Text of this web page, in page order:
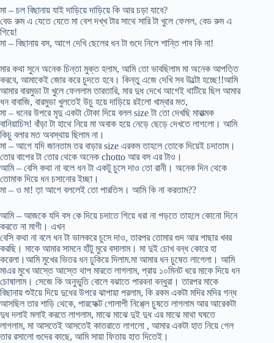
মা – চল বিছানায় যাই দাড়িয়ে দাড়িয়ে কি আর চড়া যাবে?
বেড রুম এ যেতে যেতে মা বেশ দখ্খ টার সাথে সারি টা খুলে ফেলল, বেড রুম এ
গিয়ে!
মা – বিছানায় বস, আগে দেখি ছেলের ধন টা গুদে নিলে শান্তি পাব কি না!
মার কথা সুনে অনেক চিন্তা মুক্ত হলাম, আমি তো ভাবছিলাম মা অনেক আপত্তি
করবে, আমাকেই জোর করে চুদতে হবে। কিন্তু এজে দেখি সব উল্টো হচ্ছে!!আমি
আমার বারমুডা টা খুলে ফেললাম তারতারি, মার দুধ দেখে আগেই থাটিয়ে ছিল আমার
ধন বাবাজি, বারমুডা খুলতেই উচু হয়ে দাড়িয়ে রইলো খাম্বার মত,
মা – ধনের উপরে মৃদু একটা টোকা দিয়ে বলল size টা তো দেখছি মারাত্মক
বানিয়াচিস! বাঁড়া টা হাথে নিয়ে মা অবাক হয়ে নেড়ে ছেড়ে দেখতে লাগলো। আমি
কিচু বলার মত অবস্থায় ছিলাম না।
মা – আগে যদি জানতাম তর বাড়ার size এরকম তাহলে তোকে দিয়েই চদাতাম।
তোর বাপের টা তোর থেকে অনেক chotto আর বস এর টাও।
আমি – বেসি কথা না বলে ধন টা একটু চুসে দাও তো রানী। অনেক দিন থেকে
তোমাক দিয়ে ধন চসানোর ইচ্ছা।
মা – ও মা! ত়া আগে বললেই তো পারতিস। আমি কি না করতাম??
আমি – আজকে যদি বস কে দিয়ে চদাতে গিয়ে ধরা না পড়তে তাহলে কোনো দিনে
করতে না মাগী। এখন
বেসি কথা না বলে ধন টা ভালকরে চুসে দাও, তারপর তোমার গুদ আর পাছার খবর
করছি। মাকে আমার সামনে হাঁটু মুরে বসালাম। মা দুই চোখ বন্ধ কোরে হা
করেলা।আমি মুখের ভিতর ধন ঢুকিয়ে দিলাম.মা আমার ধন চুষেত লাগেলা। আমি
মাএর মুখে আস্তে আস্তে থাপ মারতে লাগলাম, প্রায় ১০মিনট ধরে মাকে দিয়ে ধন
চোষালাম। সেজে কি অনুভুতি বোলে বঝাতে পারবনা বন্ধুরা। তারপর মাকে
বিছানায় শুইয়ে দিয়ে দুধের উপরে ঝাপায়া পরলাম, কি রকম একটা মদির মদির গন্ধ
আসছিল তার শাড়ি থেকে, পারফেক্ট গোলাপী নিপ্প্লে চুষতে লাগলাম আর আরেকটা
দুধ দলাই মলাই করতে লাগলাম, মাঝে মাঝে দুই দুধ এর মাঝে মাথা ঘষতে
লাগলাম, মা আসতেই আসতেই কাতরাতে লাগলো , আমার একটা হাত নিয়ে গেল
তার রসালো গুদের কাছে, আমি সায়া ফিতায় হাত দিতেই।